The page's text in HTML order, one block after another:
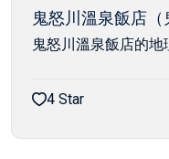
鬼怒川溫泉飯店（
鬼怒川溫泉飯店的地
4 Star